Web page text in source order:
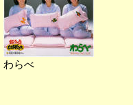
わらべ